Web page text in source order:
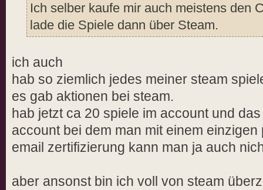
Ich selber kaufe mir auch meistens den
lade die Spiele dann über Steam.
ich auch
hab so ziemlich jedes meiner steam
es gab aktionen bei steam.
hab jetzt ca 20 spiele im account und
account bei dem man mit einem
email zertifizierung kann man ja auch
aber ansonst bin ich voll von steam